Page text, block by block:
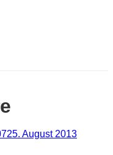
25. August 2013